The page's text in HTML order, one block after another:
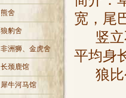
熊舍
狼豹舍
非洲狮、金虎舍
长颈鹿馆
犀牛河马馆
宽，尾
竖立
平均身
狼比